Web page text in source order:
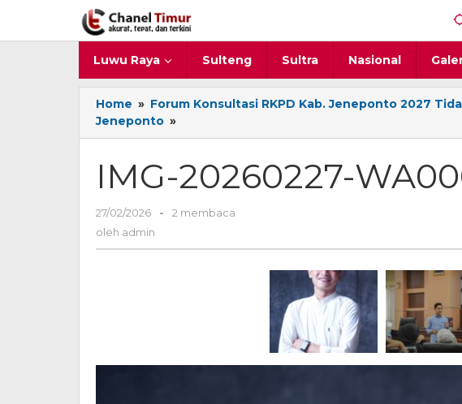
konten
Luwu Raya Sulteng Sultra Nasional
Home » Forum Konsultasi RKPD Kab. Jeneponto 2027
Jeneponto »
20260227-
IMG-20260227-
27/02/2026
oleh
-
2 membaca
oleh admin